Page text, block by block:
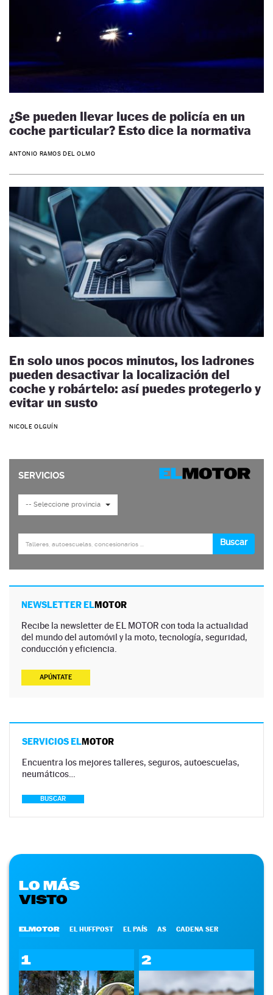
¿Se pueden llevar luces de policía en un
coche particular? Esto dice la normativa
ANTONIO RAMOS DEL OLMO
En solo unos pocos minutos, los ladrones
pueden desactivar la localización del
coche y robártelo: así puedes protegerlo y
evitar un susto
NICOLE OLGUÍN
NEWSLETTER ELMOTOR
Recibe la newsletter de EL MOTOR con toda la actualidad
del mundo del automóvil y la moto, tecnología, seguridad,
conducción y eficiencia.
APÚNTATE
SERVICIOS ELMOTOR
Encuentra los mejores talleres, seguros, autoescuelas,
neumáticos…
BUSCAR
LO MÁS
VISTO
ELMOTOR EL HUFFPOST EL PAÍS AS CADENA SER
1 2